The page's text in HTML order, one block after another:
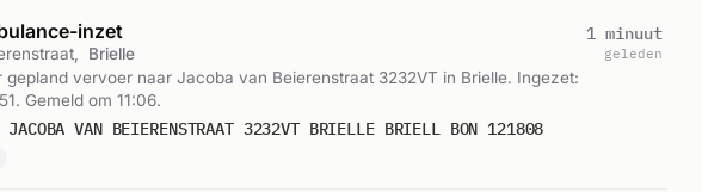
inzet
Brielle
gepland vervoer naar Jacoba van Beierenstraat 3232VT in Brielle. Ingezet:
Gemeld om 11:06.
VAN BEIERENSTRAAT 3232VT BRIELLE BRIELL BON 121808
1 minuut
geleden